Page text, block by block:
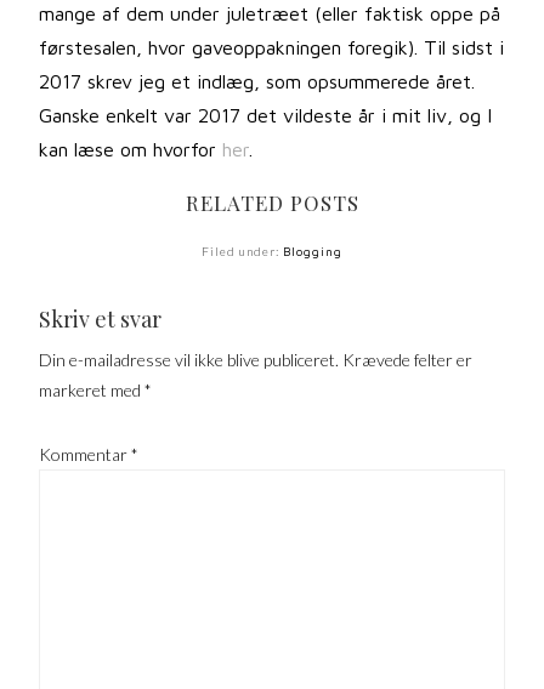
mange af dem under juletræet (eller faktisk oppe på
førstesalen, hvor gaveoppakningen foregik). Til sidst i
2017 skrev jeg et indlæg, som opsummerede året.
Ganske enkelt var 2017 det vildeste år i mit liv, og I
kan læse om hvorfor her
RELATED POSTS
Filed under: Blogging
Skriv et svar
Din e-mailadresse vil ikke blive publiceret. Krævede felter er
markeret med*
Kommentar*